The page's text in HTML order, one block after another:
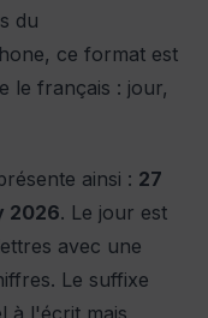
du
ce format est
le français : jour,
ainsi : 27
2026. Le jour est
avec une
Le suffixe
à l'écrit mais